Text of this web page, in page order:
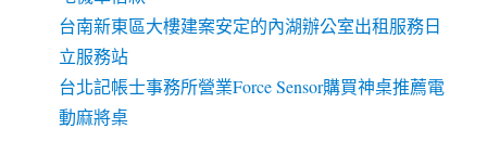
台南新東區大樓建案安定的內湖辦公室出租服務日
立服務站
台北記帳士事務所營業Force Sensor購買神桌推薦電
動麻將桌